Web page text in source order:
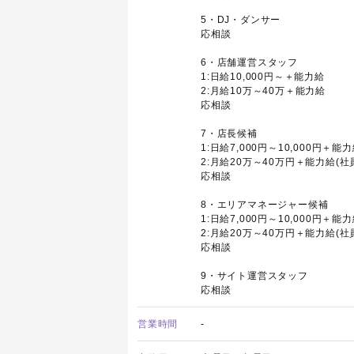
5・DJ・ダンサー
応相談
6・店舗運営スタッフ
1:日給10,000円～＋能力給
2:月給10万～40万＋能力給
応相談
7・店長候補
1:日給7,000円～10,000円＋能力
2:月給20万～40万円＋能力給(社
応相談
8・エリアマネージャー候補
1:日給7,000円～10,000円＋能力
2:月給20万～40万円＋能力給(社
応相談
9・サイト運営スタッフ
応相談
営業時間 -